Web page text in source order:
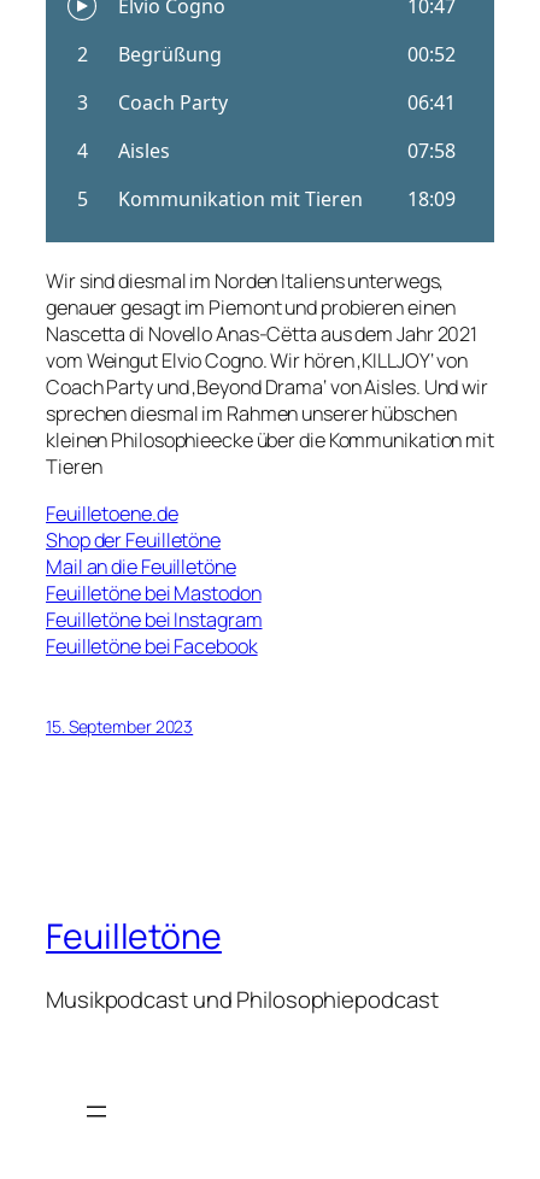
Wir sind diesmal im Norden Italiens unterwegs,
genauer gesagt im Piemont und probieren einen
Nascetta di Novello Anas-Cëtta aus dem Jahr 2021
vom Weingut Elvio Cogno. Wir hören ‚KILLJOY‘ von
Coach Party und ‚Beyond Drama‘ von Aisles. Und wir
sprechen diesmal im Rahmen unserer hübschen
kleinen Philosophieecke über die Kommunikation mit
Tieren
Feuilletoene.de
Shop der Feuilletöne
Mail an die Feuilletöne
Feuilletöne bei Mastodon
Feuilletöne bei Instagram
Feuilletöne bei Facebook
15. September 2023
Feuilletöne
Musikpodcast und Philosophiepodcast